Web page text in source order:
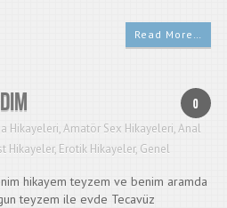
Read More…
0
Hikayeleri,Amatör Sex Hikayeleri,Anal
Hikayeler, Erotik Hikayeler, Genel
hikayem teyzem ve benim aramda
teyzem ile evde Tecavüz